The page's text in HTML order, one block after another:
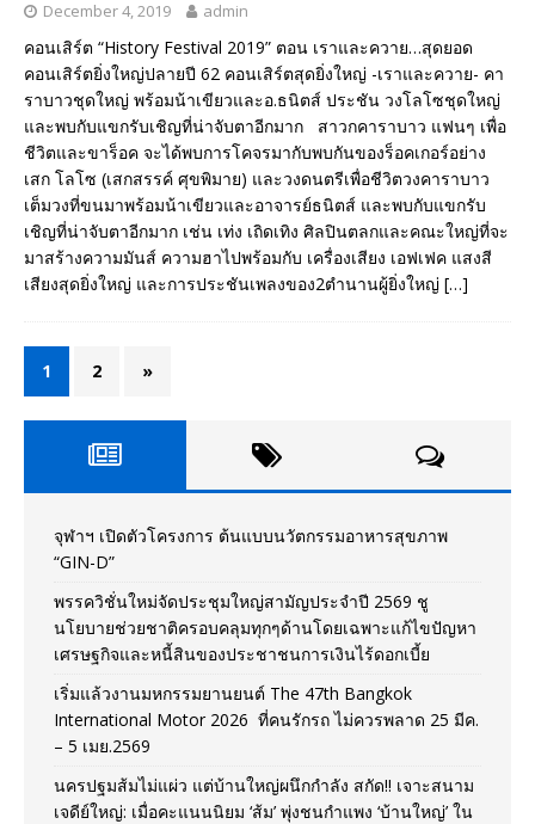
December 4, 2019 admin
คอนเสิร์ต “History Festival 2019” ตอน เราและควาย…สุดยอด
คอนเสิร์ตยิ่งใหญ่ปลายปี 62 คอนเสิร์ตสุดยิ่งใหญ่ -เราและควาย- คา
ราบาวชุดใหญ่ พร้อมน้าเขียวและอ.ธนิตส์ ประชัน วงโลโซชุดใหญ่
และพบกับแขกรับเชิญที่น่าจับตาอีกมาก สาวกคาราบาว แฟนๆ เพื่อ
ชีวิตและขาร็อค จะได้พบการโคจรมากับพบกันของร็อคเกอร์อย่าง
เสก โลโซ (เสกสรรค์ ศุขพิมาย) และวงดนตรีเพื่อชีวิตวงคาราบาว
เต็มวงที่ขนมาพร้อมน้าเขียวและอาจารย์ธนิตส์ และพบกับแขกรับ
เชิญที่น่าจับตาอีกมาก เช่น เท่ง เถิดเทิง ศิลปินตลกและคณะใหญ่ที่จะ
มาสร้างความมันส์ ความฮาไปพร้อมกับ เครื่องเสียง เอฟเฟค แสงสี
เสียงสุดยิ่งใหญ่ และการประชันเพลงของ2ตำนานผู้ยิ่งใหญ่ […]
1 2 »
จุฬาฯ เปิดตัวโครงการ ต้นแบบนวัตกรรมอาหารสุขภาพ
“GIN-D”
พรรควิชั่นใหม่จัดประชุมใหญ่สามัญประจำปี 2569 ชู
นโยบายช่วยชาติครอบคลุมทุกๆด้านโดยเฉพาะแก้ไขปัญหา
เศรษฐกิจและหนี้สินของประชาชนการเงินไร้ดอกเบี้ย
เริ่มแล้วงานมหกรรมยานยนต์ The 47th Bangkok
International Motor 2026 ที่คนรักรถ ไม่ควรพลาด 25 มีค.
– 5 เมย.2569
นครปฐมส้มไม่แผ่ว แต่บ้านใหญ่ผนึกกำลัง สกัด!! เจาะสนาม
เจดีย์ใหญ่: เมื่อคะแนนนิยม ‘ส้ม’ พุ่งชนกำแพง ‘บ้านใหญ่’ ใน